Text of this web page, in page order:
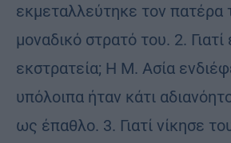
εκμεταλλεύτηκε τον πατέρα
μοναδικό στρατό του. 2. Γιατί
εκστρατεία; Η Μ. Ασία
υπόλοιπα ήταν κάτι
ως έπαθλο. 3. Γιατί νίκησε